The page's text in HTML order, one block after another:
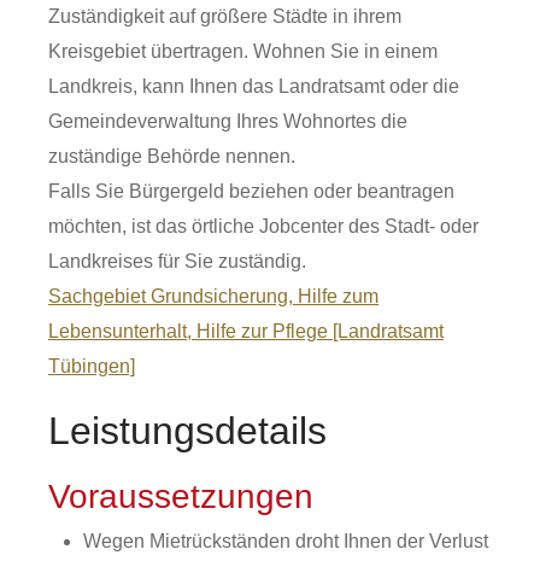
Zuständigkeit auf größere Städte in ihrem
Kreisgebiet übertragen. Wohnen Sie in einem
Landkreis, kann Ihnen das Landratsamt oder die
Gemeindeverwaltung Ihres Wohnortes die
zuständige Behörde nennen.
Falls Sie Bürgergeld beziehen oder beantragen
möchten, ist das örtliche Jobcenter des Stadt- oder
Landkreises für Sie zuständig.
Sachgebiet Grundsicherung, Hilfe zum
Lebensunterhalt, Hilfe zur Pflege [Landratsamt
Tübingen]
Leistungsdetails
Voraussetzungen
Wegen Mietrückständen droht Ihnen der Verlust